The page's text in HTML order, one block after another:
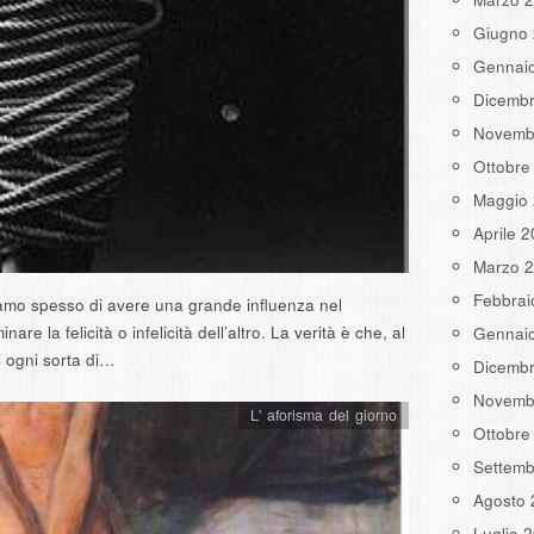
spesso di avere una grande influenza nel
la felicità o infelicità dell’altro. La verità è che, al
ogni sorta di…
L' aforisma del giorno
Giugno
Maggio
Aprile
Marzo
Agosto